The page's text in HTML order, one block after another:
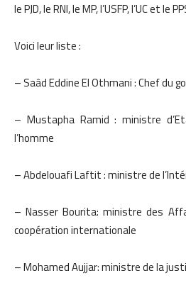
le PJD, le RNI, le MP, l’USFP, l’UC et le
Voici leur liste :
– Saâd Eddine El Othmani : Chef du
– Mustapha Ramid : ministre
l’homme
– Abdelouafi Laftit : ministre de
– Nasser Bourita: ministre des
coopération internationale
– Mohamed Aujjar: ministre de la